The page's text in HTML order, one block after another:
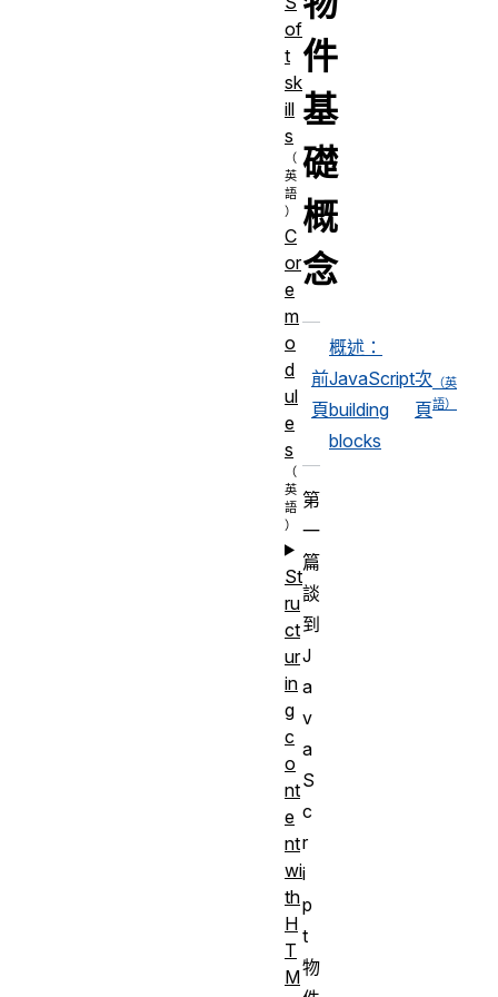
件
基
礎
概
念
前
頁
概述：
JavaScript
building
blocks
次
頁
第
一
篇
談
到
J
a
v
a
S
c
r
i
p
t
物
of
t
sk
ill
s
C
or
e
m
o
d
ul
e
s
St
ru
ct
ur
in
g
c
o
nt
e
nt
wi
th
H
T
M